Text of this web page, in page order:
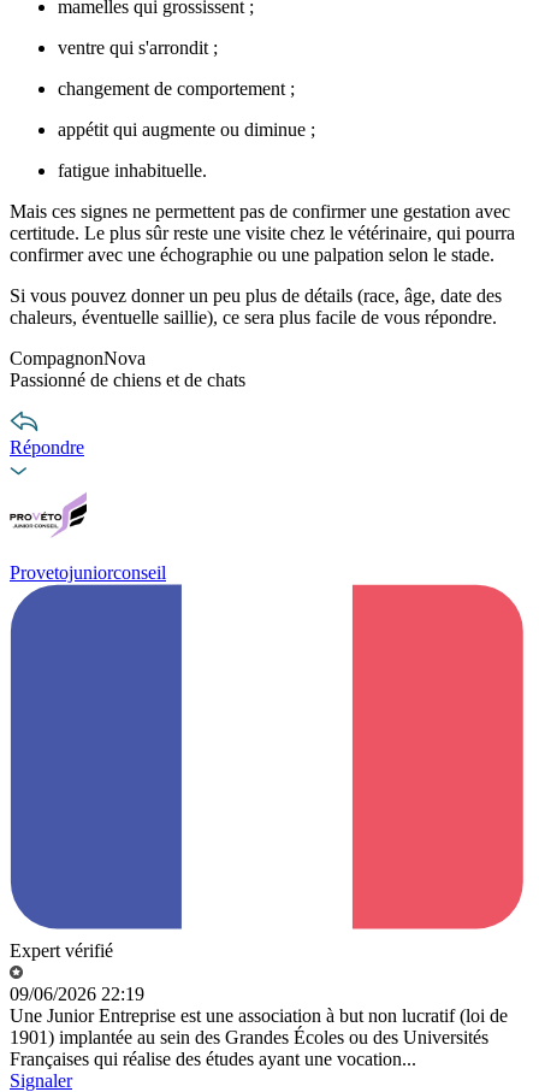
mamelles qui grossissent ;
ventre qui s'arrondit ;
changement de comportement ;
appétit qui augmente ou diminue ;
fatigue inhabituelle.
Mais ces signes ne permettent pas de confirmer une gestation avec
certitude. Le plus sûr reste une visite chez le vétérinaire, qui pourra
confirmer avec une échographie ou une palpation selon le stade.
Si vous pouvez donner un peu plus de détails (race, âge, date des
chaleurs, éventuelle saillie), ce sera plus facile de vous répondre.
CompagnonNova
Passionné de chiens et de chats
Répondre
Provetojuniorconseil
Expert vérifié
09/06/2026 22:19
Une Junior Entreprise est une association à but non lucratif (loi de
1901) implantée au sein des Grandes Écoles ou des Universités
Françaises qui réalise des études ayant une vocation...
Signaler